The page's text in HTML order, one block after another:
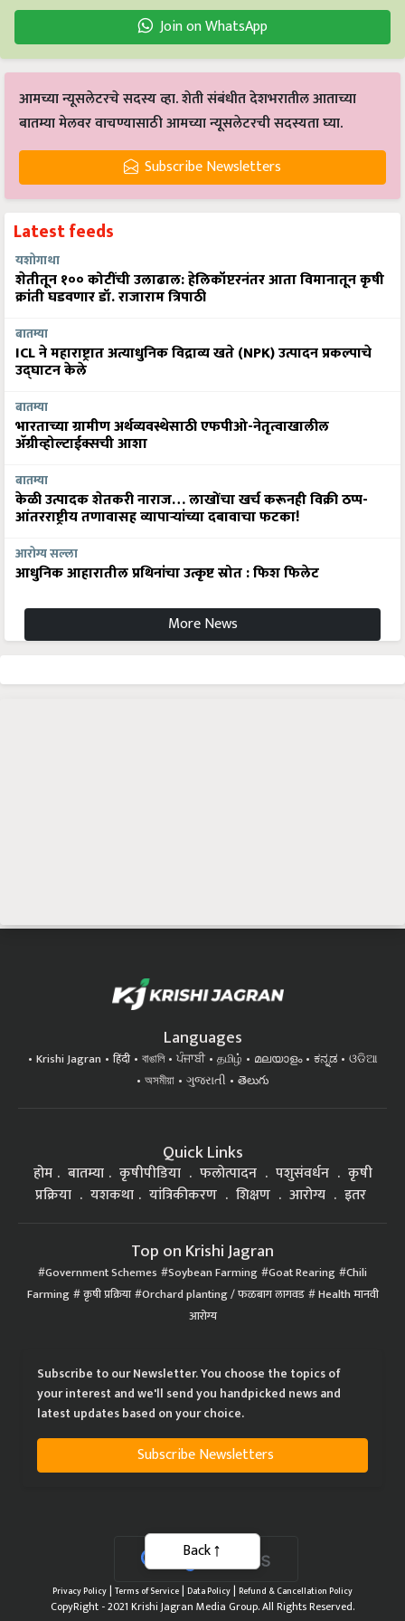
Join on WhatsApp
आमच्या न्यूसलेटरचे सदस्य व्हा. शेती संबंधीत देशभरातील आताच्या
बातम्या मेलवर वाचण्यासाठी आमच्या न्यूसलेटरची सदस्यता घ्या.
Subscribe Newsletters
Latest feeds
यशोगाथा
शेतीतून १०० कोटींची उलाढाल: हेलिकॉप्टरनंतर आता विमानातून कृषी
क्रांती घडवणार डॉ. राजाराम त्रिपाठी
बातम्या
ICL ने महाराष्ट्रात अत्याधुनिक विद्राव्य खते (NPK) उत्पादन प्रकल्पाचे
उद्घाटन केले
बातम्या
भारताच्या ग्रामीण अर्थव्यवस्थेसाठी एफपीओ-नेतृत्वाखालील
अ‍ॅग्रीव्होल्टाईक्सची आशा
बातम्या
केळी उत्पादक शेतकरी नाराज… लाखोंचा खर्च करूनही विक्री ठप्प-
आंतरराष्ट्रीय तणावासह व्यापाऱ्यांच्या दबावाचा फटका!
आरोग्य सल्ला
आधुनिक आहारातील प्रथिनांचा उत्कृष्ट स्रोत : फिश फिलेट
More News
Languages
Krishi Jagran हिंदी বাঙালি ਪੰਜਾਬੀ தமிழ் മലയാളം ಕನ್ನಡ
ଓଡିଆ
অসমীয়া
ગુજરાતી తెలుగు
Quick Links
होम बातम्या कृषीपीडिया फलोत्पादन पशुसंवर्धन
कृषी
प्रक्रिया
यशकथा यांत्रिकीकरण शिक्षण आरोग्य इतर
Top on Krishi Jagran
Government Schemes Soybean Farming Goat Rearing Chili
Farming कृषी प्रक्रिया Orchard planting / फळबाग लागवड Health मानवी
आरोग्य
Subscribe to our Newsletter. You choose the topics of
your interest and we'll send you handpicked news and
latest updates based on your choice.
Subscribe Newsletters
Privacy Policy| Terms of Service| Data Policy| Refund & Cancellation Policy
CopyRight - 2021 Krishi Jagran Media Group. All Rights Reserved.
Back